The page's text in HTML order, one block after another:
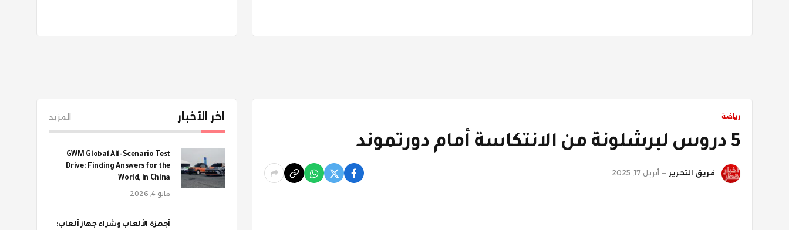
رياضة
5 دروس لبرشلونة من الانتكاسة أمام دورتموند
فريق التحرير أبريل 17, 2025
اخر الأخبار المزيد
GWM Global All-Scenario Test
Drive: Finding Answers for the
World, in China
مايو 4, 2026
أجهزة الألعاب وشراء جهاز ألعاب: